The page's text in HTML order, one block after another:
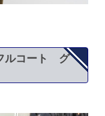
ルコート グ